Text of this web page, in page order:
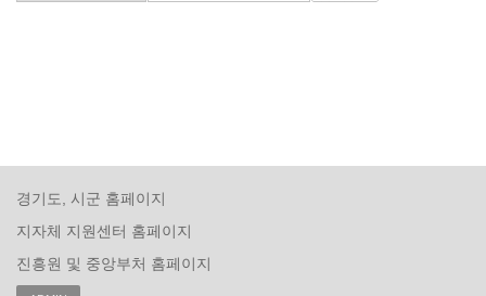
경기도, 시군 홈페이지
지자체 지원센터 홈페이지
진흥원 및 중앙부처 홈페이지